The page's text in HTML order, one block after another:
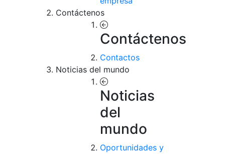
Contáctenos
Contáctenos
Contactos
Noticias del mundo
Noticias
del
mundo
Oportunidades y